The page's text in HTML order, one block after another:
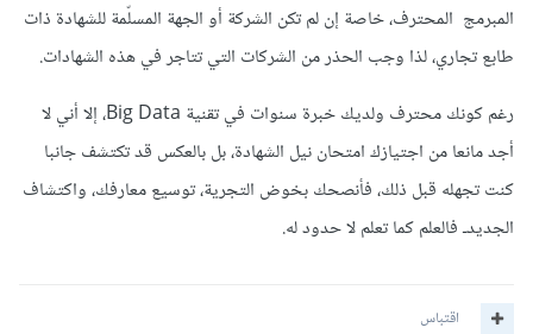
المبرمج المحترف، خاصة إن لم تكن الشركة أو الجهة المسلّمة للشهادة ذات
طابع تجاري، لذا وجب الحذر من الشركات التي تتاجر في هذه الشهادات.
رغم كونك محترف ولديك خبرة سنوات في تقنية Big Data، إلا أني لا
أجد مانعا من اجتيازك امتحان نيل الشهادة، بل بالعكس قد تكتشف جانبا
كنت تجهله قبل ذلك، فأنصحك بخوض التجرية، توسيع معارفك، واكتشاف
الجديدـ فالعلم كما تعلم لا حدود له.
اقتباس